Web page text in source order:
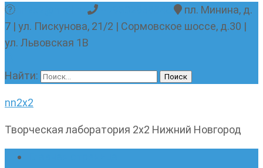
пл. Минина, д.
7 | ул. Пискунова, 21/2 | Сормовское шоссе, д.30 |
ул. Львовская 1В
Найти:
nn2x2
Творческая лаборатория 2х2 Нижний Новгород